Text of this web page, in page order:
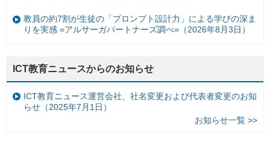
教員の約7割が生徒の「プロンプト設計力」による学びの深ま
りを実感 =アルサーガパートナーズ調べ=（2026年8月3日）
ICT教育ニュースからのお知らせ
ICT教育ニュース運営会社、社名変更および代表者変更のお知
らせ（2025年7月1日）
お知らせ一覧 >>